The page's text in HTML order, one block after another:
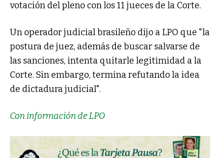
votación del pleno con los 11 jueces de la Corte.
Un operador judicial brasileño dijo a LPO que "la
postura de juez, además de buscar salvarse de
las sanciones, intenta quitarle legitimidad a la
Corte. Sin embargo, termina refutando la idea
de dictadura judicial".
Con información de LPO